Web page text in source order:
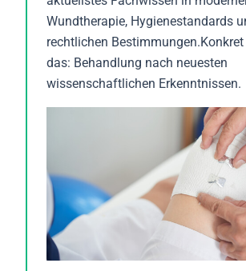
Wundtherapie, Hygienestandards
rechtlichen
das: Behandlung nach neuesten
wissenschaftlichen Erkenntnissen.